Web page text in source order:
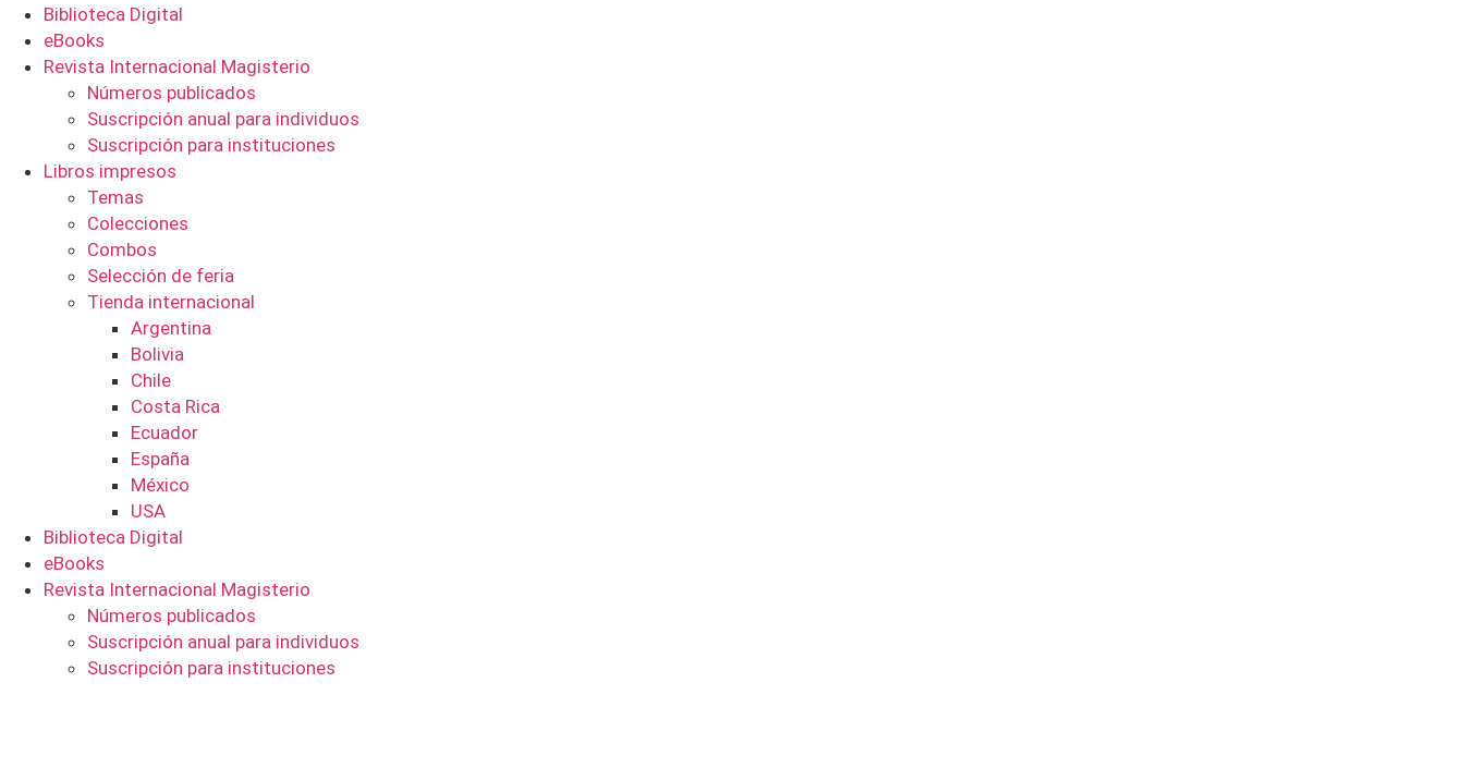
Biblioteca Digital
eBooks
Revista Internacional Magisterio
Números publicados
Suscripción anual para individuos
Suscripción para instituciones
Libros impresos
Temas
Colecciones
Combos
Selección de feria
Tienda internacional
Argentina
Bolivia
Chile
Costa Rica
Ecuador
España
México
USA
Biblioteca Digital
eBooks
Revista Internacional Magisterio
Números publicados
Suscripción anual para individuos
Suscripción para instituciones